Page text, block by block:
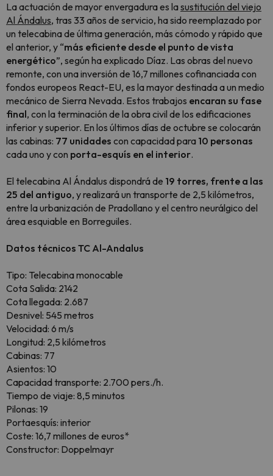
La actuación de mayor envergadura es lasustitución del viejo
Al Ándalus, tras 33 años de servicio, ha sido reemplazado por
un telecabina de última generación, más cómodo y rápido que
el anterior, y “más eficiente desde el punto de vista
energético”, según ha explicado Díaz. Las obras del nuevo
remonte, con una inversión de 16,7 millones cofinanciada con
fondos europeos React-EU, es la mayor destinada a un medio
mecánico de Sierra Nevada. Estos trabajos encaran su fase
final, con la terminación de la obra civil de los edificaciones
inferior y superior. En los últimos días de octubre se colocarán
las cabinas: 77 unidades con capacidad para 10 personas
cada uno y con porta-esquís en el interior.
El telecabina Al Ándalus dispondrá de 19 torres, frente a las
25 del antiguo, y realizará un transporte de 2,5 kilómetros,
entre la urbanización de Pradollano y el centro neurálgico del
área esquiable en Borreguiles.
Datos técnicos TC Al-Andalus
Tipo: Telecabina monocable
Cota Salida: 2142
Cota llegada: 2.687
Desnivel: 545 metros
Velocidad: 6 m/s
Longitud: 2,5 kilómetros
Cabinas: 77
Asientos: 10
Capacidad transporte: 2.700 pers./h.
Tiempo de viaje: 8,5 minutos
Pilonas: 19
Portaesquís: interior
Coste: 16,7 millones de euros*
Constructor: Doppelmayr